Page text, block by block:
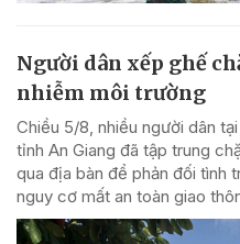
Người dân xếp ghế
nhiễm môi trường
Chiều 5/8, nhiều người dân
tỉnh An Giang đã tập trung
qua địa bàn để phản đối tình
nguy cơ mất an toàn giao